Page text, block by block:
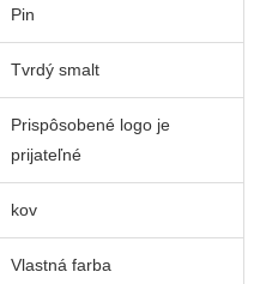
Pin
Tvrdý smalt
Prispôsobené logo je
prijateľné
kov
Vlastná farba